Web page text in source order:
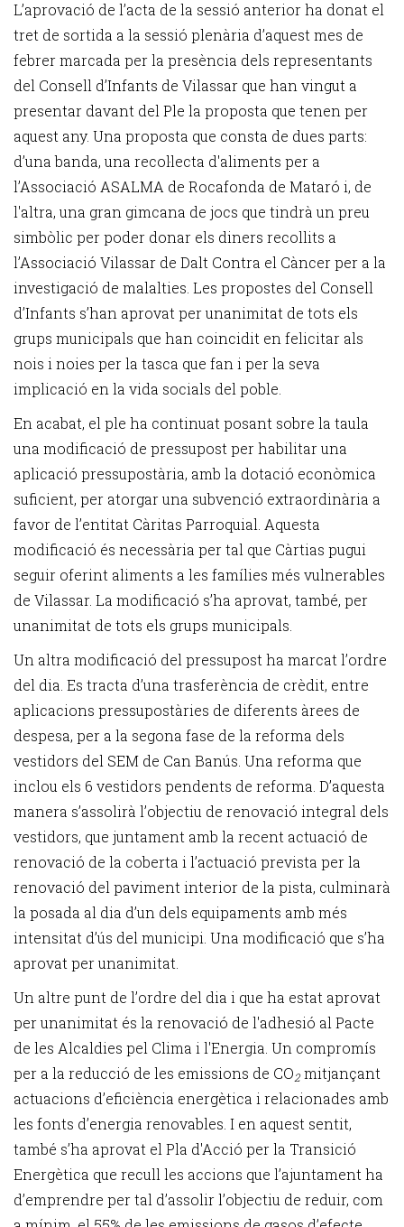
L’aprovació de l’acta de la sessió anterior ha donat el
tret de sortida a la sessió plenària d’aquest mes de
febrer marcada per la presència dels representants
del Consell d’Infants de Vilassar que han vingut a
presentar davant del Ple la proposta que tenen per
aquest any. Una proposta que consta de dues parts:
d’una banda, una recol·lecta d'aliments per a
l’Associació ASALMA de Rocafonda de Mataró i, de
l'altra, una gran gimcana de jocs que tindrà un preu
simbòlic per poder donar els diners recollits a
l’Associació Vilassar de Dalt Contra el Càncer per a la
investigació de malalties. Les propostes del Consell
d’Infants s’han aprovat per unanimitat de tots els
grups municipals que han coincidit en felicitar als
nois i noies per la tasca que fan i per la seva
implicació en la vida socials del poble.
En acabat, el ple ha continuat posant sobre la taula
una modificació de pressupost per habilitar una
aplicació pressupostària, amb la dotació econòmica
suficient, per atorgar una subvenció extraordinària a
favor de l’entitat Càritas Parroquial. Aquesta
modificació és necessària per tal que Càrtias pugui
seguir oferint aliments a les famílies més vulnerables
de Vilassar. La modificació s’ha aprovat, també, per
unanimitat de tots els grups municipals.
Un altra modificació del pressupost ha marcat l’ordre
del dia. Es tracta d’una trasferència de crèdit, entre
aplicacions pressupostàries de diferents àrees de
despesa, per a la segona fase de la reforma dels
vestidors del SEM de Can Banús. Una reforma que
inclou els 6 vestidors pendents de reforma. D’aquesta
manera s’assolirà l’objectiu de renovació integral dels
vestidors, que juntament amb la recent actuació de
renovació de la coberta i l’actuació prevista per la
renovació del paviment interior de la pista, culminarà
la posada al dia d’un dels equipaments amb més
intensitat d’ús del municipi. Una modificació que s’ha
aprovat per unanimitat.
Un altre punt de l’ordre del dia i que ha estat aprovat
per unanimitat és la renovació de l'adhesió al Pacte
de les Alcaldies pel Clima i l'Energia. Un compromís
per a la reducció de les emissions de CO2mitjançant
actuacions d’eficiència energètica i relacionades amb
les fonts d’energia renovables. I en aquest sentit,
també s’ha aprovat el Pla d'Acció per la Transició
Energètica que recull les accions que l’ajuntament ha
d’emprendre per tal d’assolir l’objectiu de reduir, com